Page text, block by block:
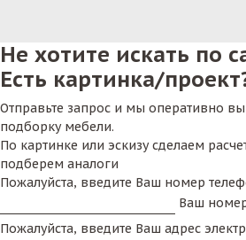
Не хотите искать по
Есть картинка/
Отправьте запрос и мы оперативно
подборку мебели.
По картинке или эскизу сделаем
подберем аналоги
Пожалуйста, введите Ваш номер
Ваш
Пожалуйста, введите Ваш адрес